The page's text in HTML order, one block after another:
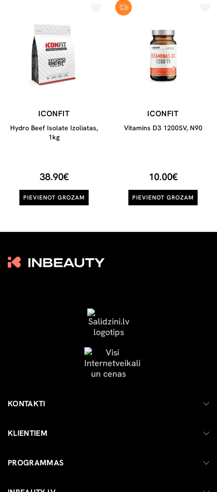
ICONFIT
Hydro Beef Isolate Izoliatas,
1kg
38.90€
PIEVIENOT GROZAM
ICONFIT
Vitamīns D3 1200SV, N90
10.00€
PIEVIENOT GROZAM
KONTAKTI
KLIENTIEM
PROGRAMMAS